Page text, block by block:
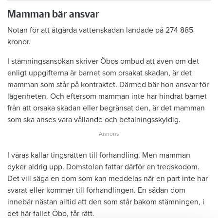
Mamman bär ansvar
Notan för att åtgärda vattenskadan landade på 274 885
kronor.
I stämningsansökan skriver Öbos ombud att även om det
enligt uppgifterna är barnet som orsakat skadan, är det
mamman som står på kontraktet. Därmed bär hon ansvar för
lägenheten. Och eftersom mamman inte har hindrat barnet
från att orsaka skadan eller begränsat den, är det mamman
som ska anses vara vållande och betalningsskyldig.
I våras kallar tingsrätten till förhandling. Men mamman
dyker aldrig upp. Domstolen fattar därför en tredskodom.
Det vill säga en dom som kan meddelas när en part inte har
svarat eller kommer till förhandlingen. En sådan dom
innebär nästan alltid att den som står bakom stämningen, i
det här fallet Öbo, får rätt.